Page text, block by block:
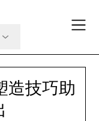
造技巧助